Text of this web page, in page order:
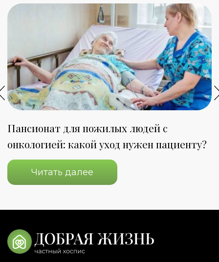
Пансионат для пожилых людей с
онкологией: какой уход нужен пациенту?
Читать далее